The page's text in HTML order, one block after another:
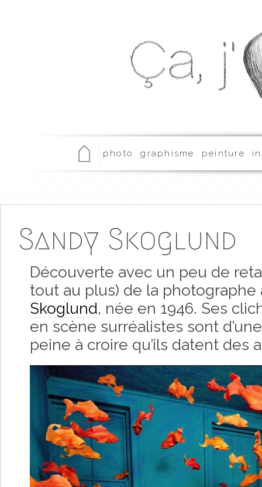
photo graphisme peinture
Sandy Skoglund
Découverte avec un peu de
tout au plus) de la
Skoglund, née en 1946. Ses
en scène surréalistes sont
peine à croire qu’ils datent des